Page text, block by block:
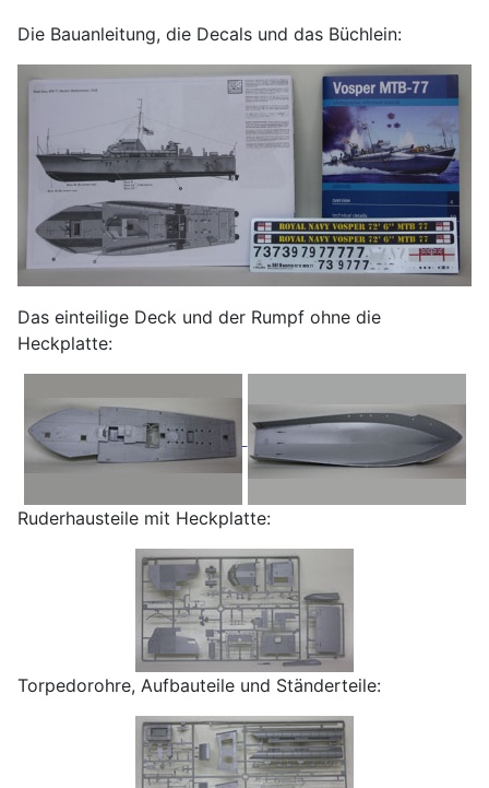
Die Bauanleitung, die Decals und das Büchlein:
Das einteilige Deck und der Rumpf ohne die
Heckplatte:
Ruderhausteile mit Heckplatte:
Torpedorohre, Aufbauteile und Ständerteile: